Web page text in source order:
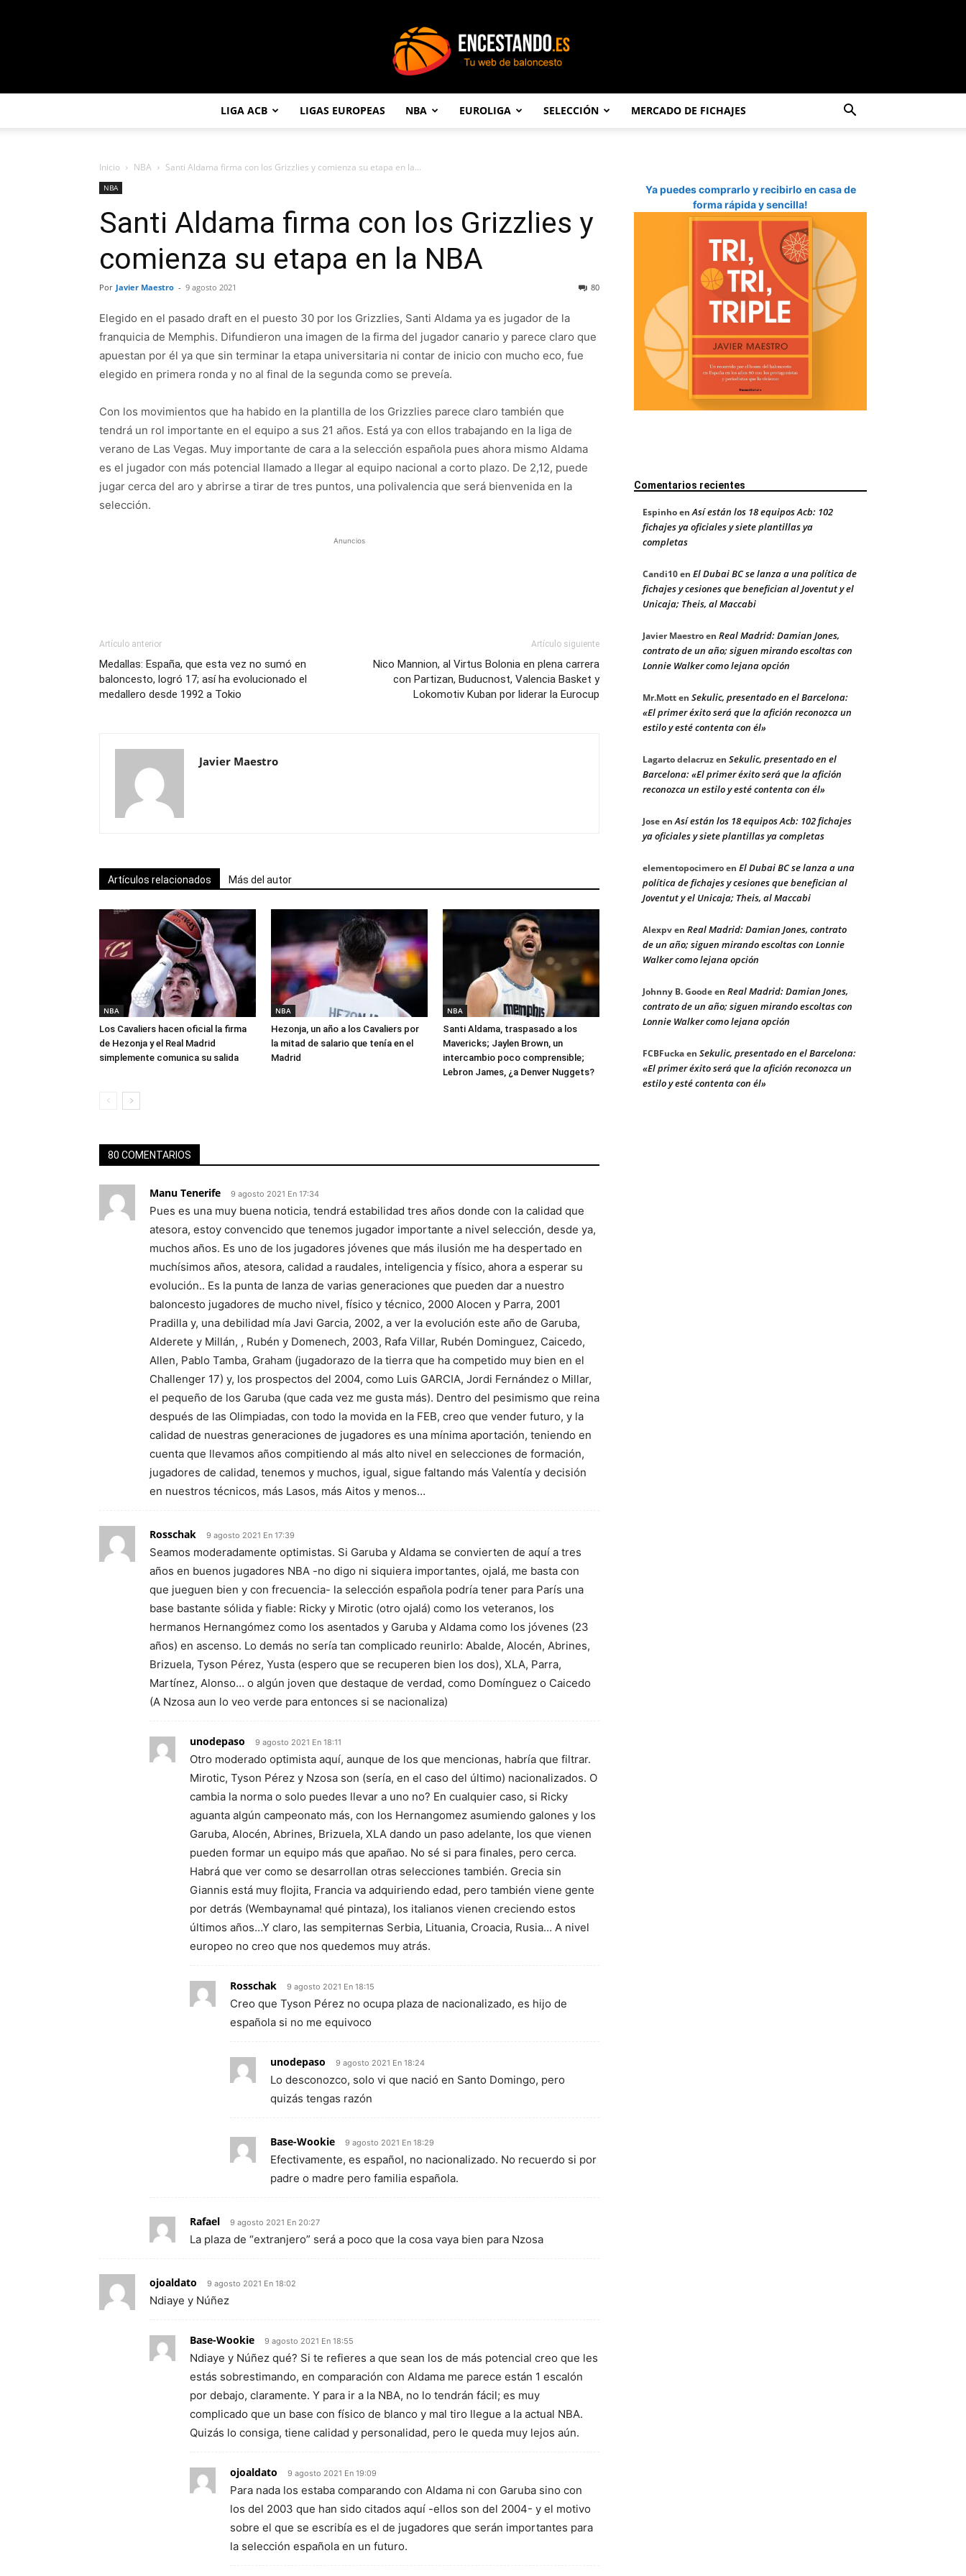
LIGA ACB LIGAS EUROPEAS NBA EUROLIGA SELECCIÓN MERCADO DE FICHAJES
Inicio NBA Santi Aldama firma con los Grizzlies y comienza su etapa en la...
NBA
Santi Aldama firma con los Grizzlies y
comienza su etapa en la NBA
Por Javier Maestro - 9 agosto 2021 80
Elegido en el pasado draft en el puesto 30 por los Grizzlies, Santi Aldama ya es jugador de la
franquicia de Memphis. Difundieron una imagen de la firma del jugador canario y parece claro que
apuestan por él ya que sin terminar la etapa universitaria ni contar de inicio con mucho eco, fue
elegido en primera ronda y no al final de la segunda como se preveía.
Con los movimientos que ha habido en la plantilla de los Grizzlies parece claro también que
tendrá un rol importante en el equipo a sus 21 años. Está ya con ellos trabajando en la liga de
verano de Las Vegas. Muy importante de cara a la selección española pues ahora mismo Aldama
es el jugador con más potencial llamado a llegar al equipo nacional a corto plazo. De 2,12, puede
jugar cerca del aro y abrirse a tirar de tres puntos, una polivalencia que será bienvenida en la
selección.
Anuncios
Artículo anterior
Medallas: España, que esta vez no sumó en
baloncesto, logró 17; así ha evolucionado el
medallero desde 1992 a Tokio
Artículo siguiente
Nico Mannion, al Virtus Bolonia en plena carrera
con Partizan, Buducnost, Valencia Basket y
Lokomotiv Kuban por liderar la Eurocup
Javier Maestro
Artículos relacionados Más del autor
NBA
Los Cavaliers hacen oficial la firma
de Hezonja y el Real Madrid
simplemente comunica su salida
NBA
Hezonja, un año a los Cavaliers por
la mitad de salario que tenía en el
Madrid
NBA
Santi Aldama, traspasado a los
Mavericks; Jaylen Brown, un
intercambio poco comprensible;
Lebron James, ¿a Denver Nuggets?
80 COMENTARIOS
Manu Tenerife 9 agosto 2021 En 17:34
Pues es una muy buena noticia, tendrá estabilidad tres años donde con la calidad que
atesora, estoy convencido que tenemos jugador importante a nivel selección, desde ya,
muchos años. Es uno de los jugadores jóvenes que más ilusión me ha despertado en
muchísimos años, atesora, calidad a raudales, inteligencia y físico, ahora a esperar su
evolución.. Es la punta de lanza de varias generaciones que pueden dar a nuestro
baloncesto jugadores de mucho nivel, físico y técnico, 2000 Alocen y Parra, 2001
Pradilla y, una debilidad mía Javi Garcia, 2002, a ver la evolución este año de Garuba,
Alderete y Millán, , Rubén y Domenech, 2003, Rafa Villar, Rubén Dominguez, Caicedo,
Allen, Pablo Tamba, Graham (jugadorazo de la tierra que ha competido muy bien en el
Challenger 17) y, los prospectos del 2004, como Luis GARCIA, Jordi Fernández o Millar,
el pequeño de los Garuba (que cada vez me gusta más). Dentro del pesimismo que reina
después de las Olimpiadas, con todo la movida en la FEB, creo que vender futuro, y la
calidad de nuestras generaciones de jugadores es una mínima aportación, teniendo en
cuenta que llevamos años compitiendo al más alto nivel en selecciones de formación,
jugadores de calidad, tenemos y muchos, igual, sigue faltando más Valentía y decisión
en nuestros técnicos, más Lasos, más Aitos y menos…
Rosschak 9 agosto 2021 En 17:39
Seamos moderadamente optimistas. Si Garuba y Aldama se convierten de aquí a tres
años en buenos jugadores NBA -no digo ni siquiera importantes, ojalá, me basta con
que jueguen bien y con frecuencia- la selección española podría tener para París una
base bastante sólida y fiable: Ricky y Mirotic (otro ojalá) como los veteranos, los
hermanos Hernangómez como los asentados y Garuba y Aldama como los jóvenes (23
años) en ascenso. Lo demás no sería tan complicado reunirlo: Abalde, Alocén, Abrines,
Brizuela, Tyson Pérez, Yusta (espero que se recuperen bien los dos), XLA, Parra,
Martínez, Alonso… o algún joven que destaque de verdad, como Domínguez o Caicedo
(A Nzosa aun lo veo verde para entonces si se nacionaliza)
unodepaso 9 agosto 2021 En 18:11
Otro moderado optimista aquí, aunque de los que mencionas, habría que filtrar.
Mirotic, Tyson Pérez y Nzosa son (sería, en el caso del último) nacionalizados. O
cambia la norma o solo puedes llevar a uno no? En cualquier caso, si Ricky
aguanta algún campeonato más, con los Hernangomez asumiendo galones y los
Garuba, Alocén, Abrines, Brizuela, XLA dando un paso adelante, los que vienen
pueden formar un equipo más que apañao. No sé si para finales, pero cerca.
Habrá que ver como se desarrollan otras selecciones también. Grecia sin
Giannis está muy flojita, Francia va adquiriendo edad, pero también viene gente
por detrás (Wembaynama! qué pintaza), los italianos vienen creciendo estos
últimos años…Y claro, las sempiternas Serbia, Lituania, Croacia, Rusia… A nivel
europeo no creo que nos quedemos muy atrás.
Rosschak 9 agosto 2021 En 18:15
Creo que Tyson Pérez no ocupa plaza de nacionalizado, es hijo de
española si no me equivoco
unodepaso 9 agosto 2021 En 18:24
Lo desconozco, solo vi que nació en Santo Domingo, pero
quizás tengas razón
Base-Wookie 9 agosto 2021 En 18:29
Efectivamente, es español, no nacionalizado. No recuerdo si por
padre o madre pero familia española.
Rafael 9 agosto 2021 En 20:27
La plaza de “extranjero” será a poco que la cosa vaya bien para Nzosa
ojoaldato 9 agosto 2021 En 18:02
Ndiaye y Núñez
Base-Wookie 9 agosto 2021 En 18:55
Ndiaye y Núñez qué? Si te refieres a que sean los de más potencial creo que les
estás sobrestimando, en comparación con Aldama me parece están 1 escalón
por debajo, claramente. Y para ir a la NBA, no lo tendrán fácil; es muy
complicado que un base con físico de blanco y mal tiro llegue a la actual NBA.
Quizás lo consiga, tiene calidad y personalidad, pero le queda muy lejos aún.
ojoaldato 9 agosto 2021 En 19:09
Para nada los estaba comparando con Aldama ni con Garuba sino con
los del 2003 que han sido citados aquí -ellos son del 2004- y el motivo
sobre el que se escribía es el de jugadores que serán importantes para
la selección española en un futuro.
Ya puedes comprarlo y recibirlo en casa de
forma rápida y sencilla!
Comentarios recientes
EspinhoenAsí están los 18 equipos Acb: 102
fichajes ya oficiales y siete plantillas ya
completas
Candi10en El Dubai BC se lanza a una política de
fichajes y cesiones que benefician al Joventut y el
Unicaja; Theis, al Maccabi
Javier Maestroen Real Madrid: Damian Jones,
contrato de un año; siguen mirando escoltas con
Lonnie Walker como lejana opción
Mr.Motten Sekulic, presentado en el Barcelona:
«El primer éxito será que la afición reconozca un
estilo y esté contenta con él»
Lagarto delacruzen Sekulic, presentado en el
Barcelona: «El primer éxito será que la afición
reconozca un estilo y esté contenta con él»
JoseenAsí están los 18 equipos Acb: 102 fichajes
ya oficiales y siete plantillas ya completas
elementopocimeroen El Dubai BC se lanza a una
política de fichajes y cesiones que benefician al
Joventut y el Unicaja; Theis, al Maccabi
Alexpven Real Madrid: Damian Jones, contrato
de un año; siguen mirando escoltas con Lonnie
Walker como lejana opción
Johnny B. Goodeen Real Madrid: Damian Jones,
contrato de un año; siguen mirando escoltas con
Lonnie Walker como lejana opción
FCBFuckaen Sekulic, presentado en el Barcelona:
«El primer éxito será que la afición reconozca un
estilo y esté contenta con él»